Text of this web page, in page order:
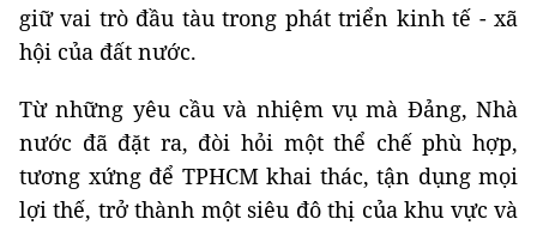
giữ vai trò đầu tàu trong phát triển kinh tế - xã
hội của đất nước.
Từ những yêu cầu và nhiệm vụ mà Đảng, Nhà
nước đã đặt ra, đòi hỏi một thể chế phù hợp,
tương xứng để TPHCM khai thác, tận dụng mọi
lợi thế, trở thành một siêu đô thị của khu vực và